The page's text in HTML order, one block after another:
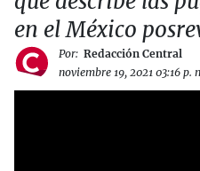
en el México
Por: Redacción Central
noviembre 19, 2021 03:16 p.